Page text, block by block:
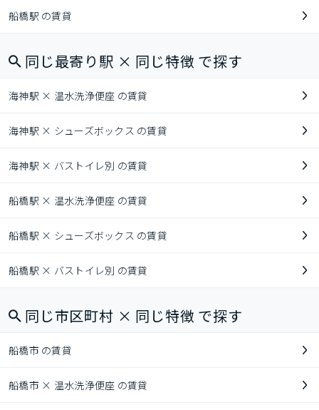
船橋駅 の賃貸
同じ最寄り駅 × 同じ特徴 で探す
海神駅 × 温水洗浄便座 の賃貸
海神駅 × シューズボックス の賃貸
海神駅 × バストイレ別 の賃貸
船橋駅 × 温水洗浄便座 の賃貸
船橋駅 × シューズボックス の賃貸
船橋駅 × バストイレ別 の賃貸
同じ市区町村 × 同じ特徴 で探す
船橋市 の賃貸
船橋市 × 温水洗浄便座 の賃貸